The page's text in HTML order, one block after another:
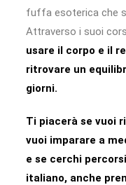
fuffa esoterica che
Attraverso i suoi
usare il corpo e il
ritrovare un
giorni.
Ti piacerà se vuoi
vuoi imparare a
e se cerchi
italiano, anche